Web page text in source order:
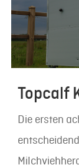
Topcalf
Die ersten